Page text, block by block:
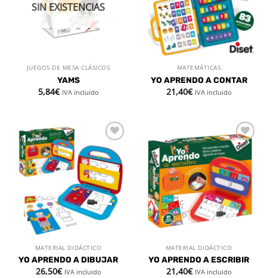
SIN EXISTENCIAS
JUEGOS DE MESA CLÁSICOS
YAMS
5,84€ IVA incluido
MATEMÁTICAS
YO APRENDO A CONTAR
21,40€ IVA incluido
Añadir
a la
lista de
deseos
MATERIAL DIDÁCTICO
YO APRENDO A DIBUJAR
26,50€ IVA incluido
Añadir
a la
lista de
deseos
MATERIAL DIDÁCTICO
YO APRENDO A ESCRIBIR
21,40€ IVA incluido